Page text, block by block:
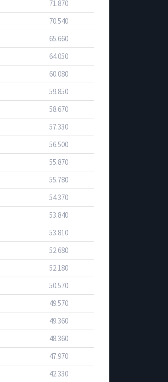
71.870
70.540
65.660
64.050
60.080
59.850
58.670
57.330
56.500
55.870
55.780
54.370
53.840
53.810
52.680
52.180
50.570
49.570
49.360
48.360
47.970
42.330